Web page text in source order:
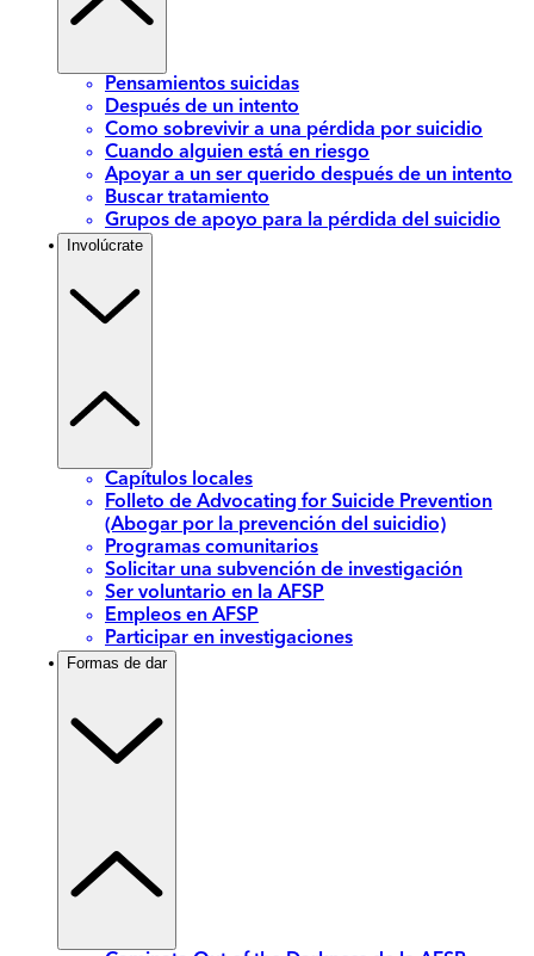
Pensamientos suicidas
Después de un intento
Como sobrevivir a una pérdida por suicidio
Cuando alguien está en riesgo
Apoyar a un ser querido después de un intento
Buscar tratamiento
Grupos de apoyo para la pérdida del suicidio
Involúcrate
Capítulos locales
Folleto de Advocating for Suicide Prevention
(Abogar por la prevención del suicidio)
Programas comunitarios
Solicitar una subvención de investigación
Ser voluntario en la AFSP
Empleos en AFSP
Participar en investigaciones
Formas de dar